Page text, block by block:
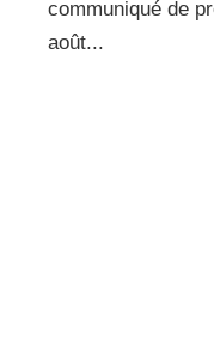
communiqué de
août...